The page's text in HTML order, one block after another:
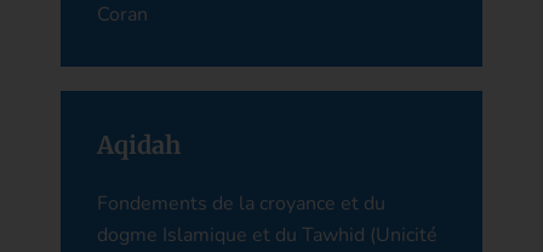
Coran
Aqidah
Fondements de la croyance et du
dogme Islamique et du Tawhid (Unicité